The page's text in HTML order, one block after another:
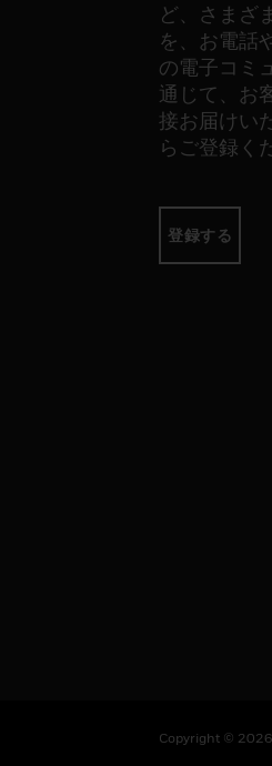
ど、さまざ
を、お電話
の電子コミ
通じて、お
接お届けい
らご登録く
登録する
Copyright ©